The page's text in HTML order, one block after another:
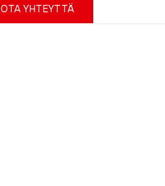
OTA YHTEYTTÄ